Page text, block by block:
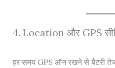
4. Location और GPS
हर समय GPS ऑन रखने से बैटरी